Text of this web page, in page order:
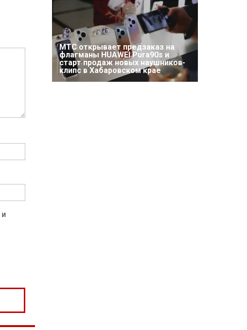
и
МТС открывает предзаказ на
флагманы HUAWEI Pura90s и
старт продаж новых наушников-
клипс в Хабаровском крае